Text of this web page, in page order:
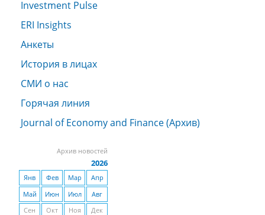
Investment Pulse
ERI Insights
Анкеты
История в лицах
СМИ о нас
Горячая линия
Journal of Economy and Finance (Архив)
Архив новостей
2026
Янв Фев Мар
Апр
Май
Июн Июл
Авг
Сен
Окт Ноя Дек